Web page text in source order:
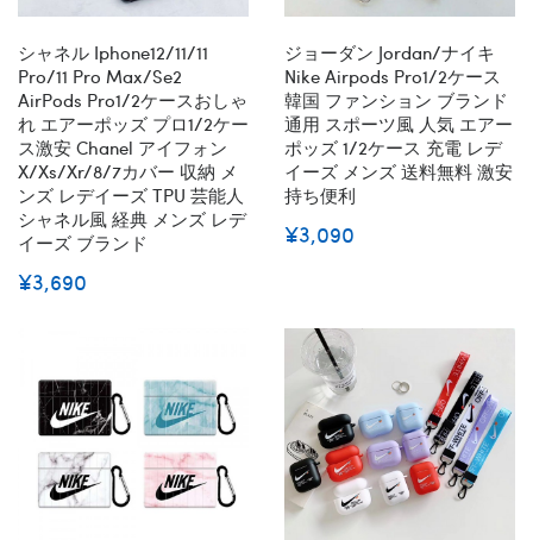
シャネル Iphone12/11/11
Pro/11 Pro Max/se2
AirPods Pro1/2ケースおしゃ
れ エアーポッズ プロ1/2ケー
ス激安 Chanel アイフォン
X/xs/xr/8/7カバー 収納 メ
ンズ レデイーズ TPU 芸能人
シャネル風 経典 メンズ レデ
イーズ ブランド
¥3,690
ジョーダン Jordan/ナイキ
Nike Airpods Pro1/2ケース
韓国 ファンション ブランド
通用 スポーツ風 人気 エアー
ポッズ 1/2ケース 充電 レデ
イーズ メンズ 送料無料 激安
持ち便利
¥3,090